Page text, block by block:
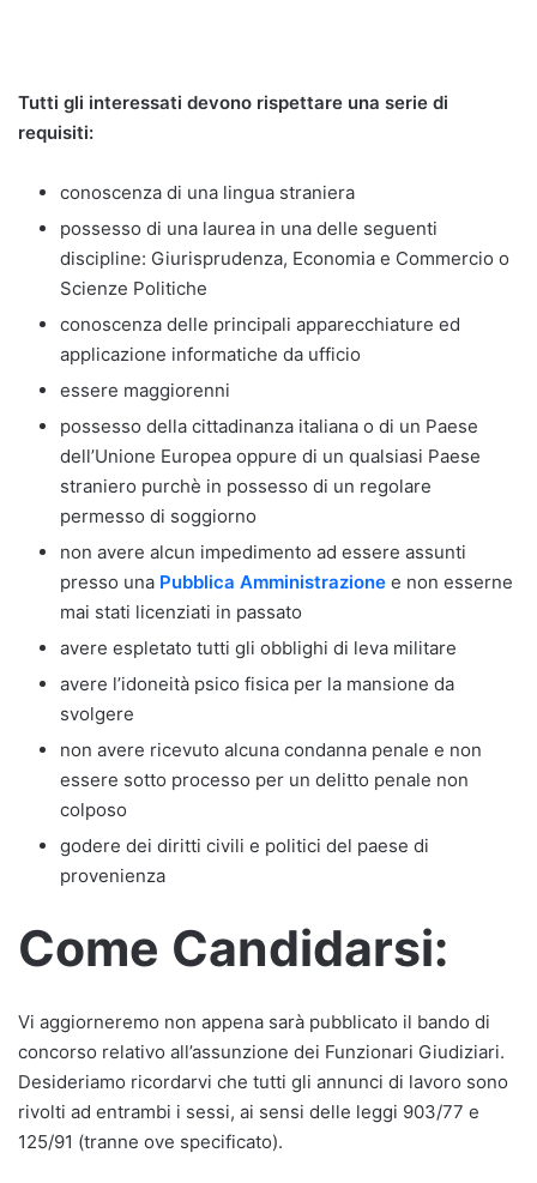
Tutti gli interessati devono rispettare una serie di
requisiti:
conoscenza di una lingua straniera
possesso di una laurea in una delle seguenti
discipline: Giurisprudenza, Economia e Commercio o
Scienze Politiche
conoscenza delle principali apparecchiature ed
applicazione informatiche da ufficio
essere maggiorenni
possesso della cittadinanza italiana o di un Paese
dell’Unione Europea oppure di un qualsiasi Paese
straniero purchè in possesso di un regolare
permesso di soggiorno
non avere alcun impedimento ad essere assunti
presso una Pubblica Amministrazione e non esserne
mai stati licenziati in passato
avere espletato tutti gli obblighi di leva militare
avere l’idoneità psico fisica per la mansione da
svolgere
non avere ricevuto alcuna condanna penale e non
essere sotto processo per un delitto penale non
colposo
godere dei diritti civili e politici del paese di
provenienza
Come Candidarsi:
Vi aggiorneremo non appena sarà pubblicato il bando di
concorso relativo all’assunzione dei Funzionari Giudiziari.
Desideriamo ricordarvi che tutti gli annunci di lavoro sono
rivolti ad entrambi i sessi, ai sensi delle leggi 903/77 e
125/91 (tranne ove specificato).